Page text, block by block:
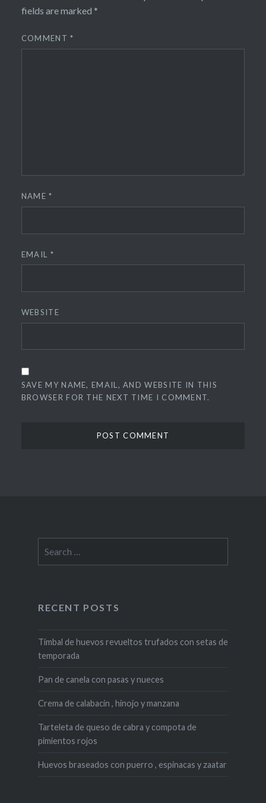
fields are marked *
COMMENT*
NAME*
EMAIL *
WEBSITE
SAVE MY NAME, EMAIL, AND WEBSITE IN THIS
BROWSER FOR THE NEXT TIME I COMMENT.
for:
RECENT POSTS
Timbal de huevos revueltos trufados con setas de
temporada
Pan de canela con pasas y nueces
Crema de calabacín , hinojo y manzana
Tarteleta de queso de cabra y compota de
pimientos rojos
Huevos braseados con puerro , espinacas y zaatar